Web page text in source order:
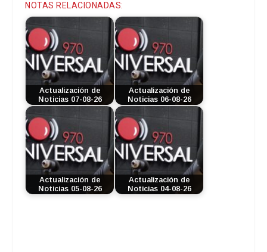
NOTAS RELACIONADAS:
Actualización de
Noticias 07-08-26
Actualización de
Noticias 06-08-26
Actualización de
Noticias 05-08-26
Actualización de
Noticias 04-08-26